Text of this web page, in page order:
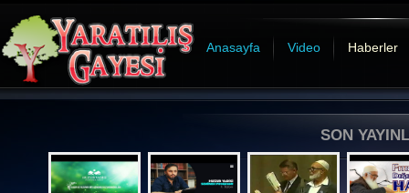
Anasayfa Video Haberler
SON